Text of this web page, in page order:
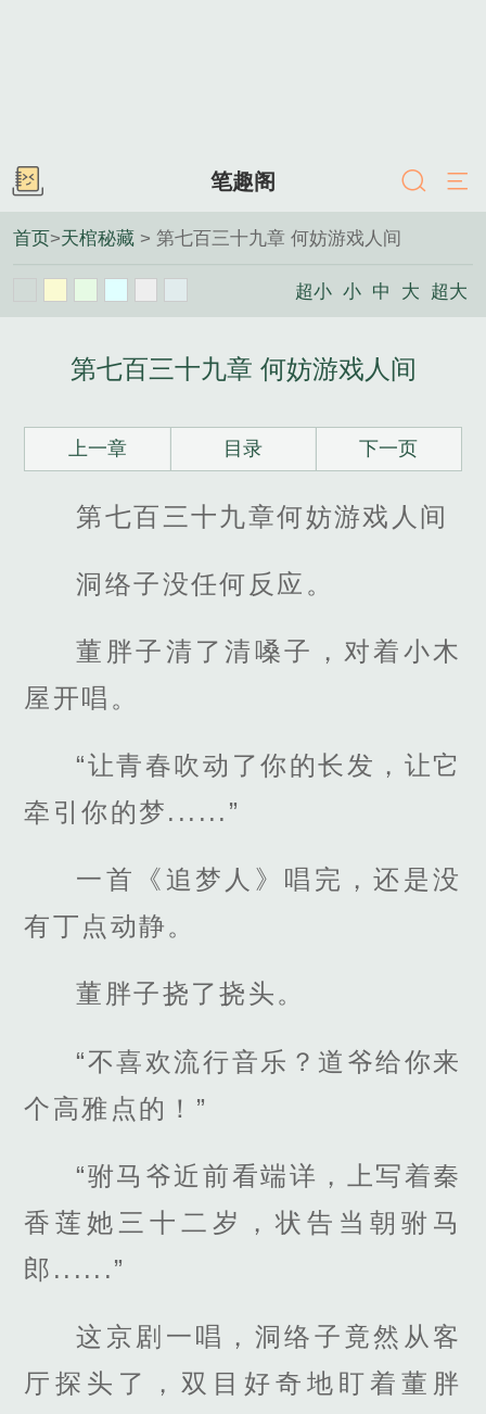
笔趣阁
首页>天棺秘藏 > 第七百三十九章 何妨游戏人间
超小 小 中 大 超大
第七百三十九章 何妨游戏人间
上一章 目录 下一页
第七百三十九章何妨游戏人间
洞络子没任何反应。
董胖子清了清嗓子，对着小木
屋开唱。
“让青春吹动了你的长发，让它
牵引你的梦......”
一首《追梦人》唱完，还是没
有丁点动静。
董胖子挠了挠头。
“不喜欢流行音乐？道爷给你来
个高雅点的！”
“驸马爷近前看端详，上写着秦
香莲她三十二岁，状告当朝驸马
郎......”
这京剧一唱，洞络子竟然从客
厅探头了，双目好奇地盯着董胖